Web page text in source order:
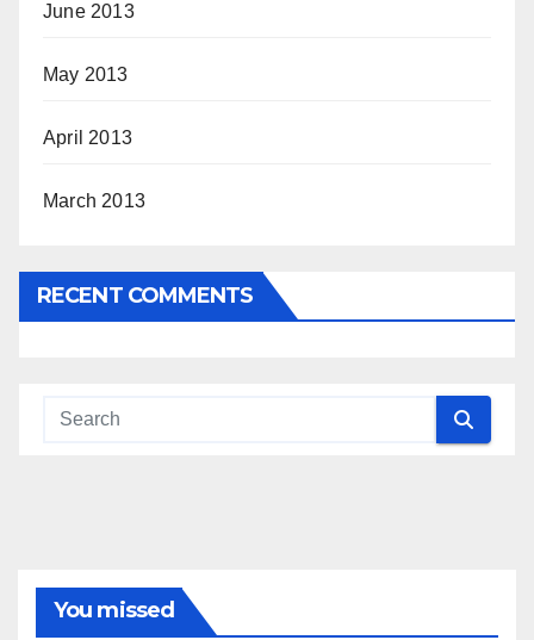
June 2013
May 2013
April 2013
March 2013
RECENT COMMENTS
You missed